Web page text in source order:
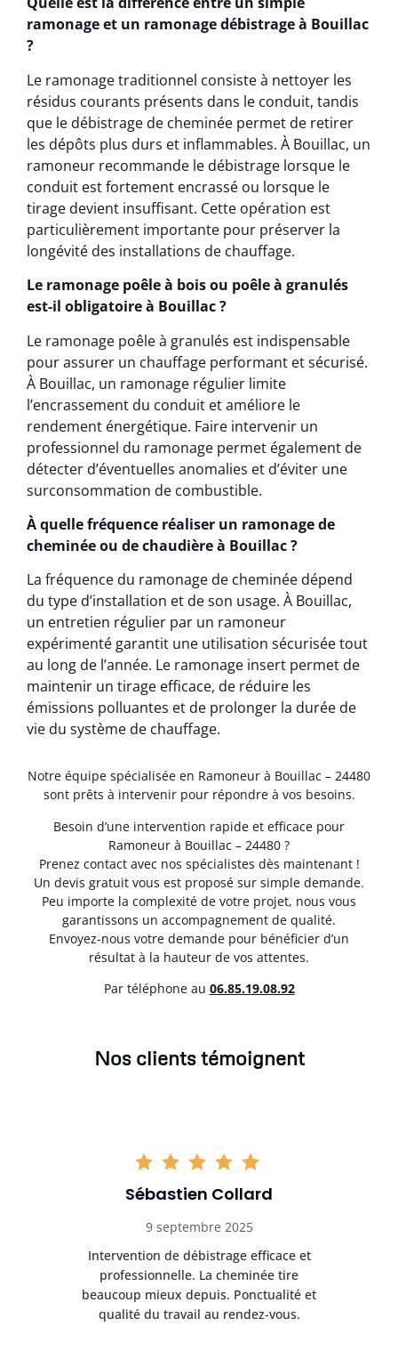
ramonage et un ramonage débistrage à Bouillac
?
Le ramonage traditionnel consiste à nettoyer les
résidus courants présents dans le conduit, tandis
que le débistrage de cheminée permet de retirer
les dépôts plus durs et inflammables. À Bouillac, un
ramoneur recommande le débistrage lorsque le
conduit est fortement encrassé ou lorsque le
tirage devient insuffisant. Cette opération est
particulièrement importante pour préserver la
longévité des installations de chauffage.
Le ramonage poêle à bois ou poêle à granulés
est-il obligatoire à Bouillac ?
Le ramonage poêle à granulés est indispensable
pour assurer un chauffage performant et sécurisé.
À Bouillac, un ramonage régulier limite
l’encrassement du conduit et améliore le
rendement énergétique. Faire intervenir un
professionnel du ramonage permet également de
détecter d’éventuelles anomalies et d’éviter une
surconsommation de combustible.
À quelle fréquence réaliser un ramonage de
cheminée ou de chaudière à Bouillac ?
La fréquence du ramonage de cheminée dépend
du type d’installation et de son usage. À Bouillac,
un entretien régulier par un ramoneur
expérimenté garantit une utilisation sécurisée tout
au long de l’année. Le ramonage insert permet de
maintenir un tirage efficace, de réduire les
émissions polluantes et de prolonger la durée de
vie du système de chauffage.
Notre équipe spécialisée en Ramoneur à Bouillac – 24480
sont prêts à intervenir pour répondre à vos besoins.
Besoin d’une intervention rapide et efficace pour
Ramoneur à Bouillac – 24480 ?
Prenez contact avec nos spécialistes dès maintenant !
Un devis gratuit vous est proposé sur simple demande.
Peu importe la complexité de votre projet, nous vous
garantissons un accompagnement de qualité.
Envoyez-nous votre demande pour bénéficier d’un
résultat à la hauteur de vos attentes.
Par téléphone au 06.85.19.08.92
Nos clients témoignent
Sébastien Collard
9 septembre 2025
Intervention de débistrage efficace et
professionnelle. La cheminée tire
beaucoup mieux depuis. Ponctualité et
qualité du travail au rendez-vous.